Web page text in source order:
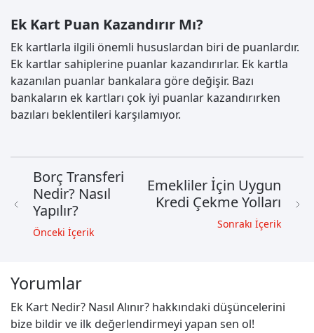
Ek Kart Puan Kazandırır Mı?
Ek kartlarla ilgili önemli hususlardan biri de puanlardır.
Ek kartlar sahiplerine puanlar kazandırırlar. Ek kartla
kazanılan puanlar bankalara göre değişir. Bazı
bankaların ek kartları çok iyi puanlar kazandırırken
bazıları beklentileri karşılamıyor.
Borç Transferi
Nedir? Nasıl
Yapılır?
Önceki İçerik
Emekliler İçin Uygun
Kredi Çekme Yolları
Sonrakı İçerik
Yorumlar
Ek Kart Nedir? Nasıl Alınır? hakkındaki düşüncelerini
bize bildir ve ilk değerlendirmeyi yapan sen ol!